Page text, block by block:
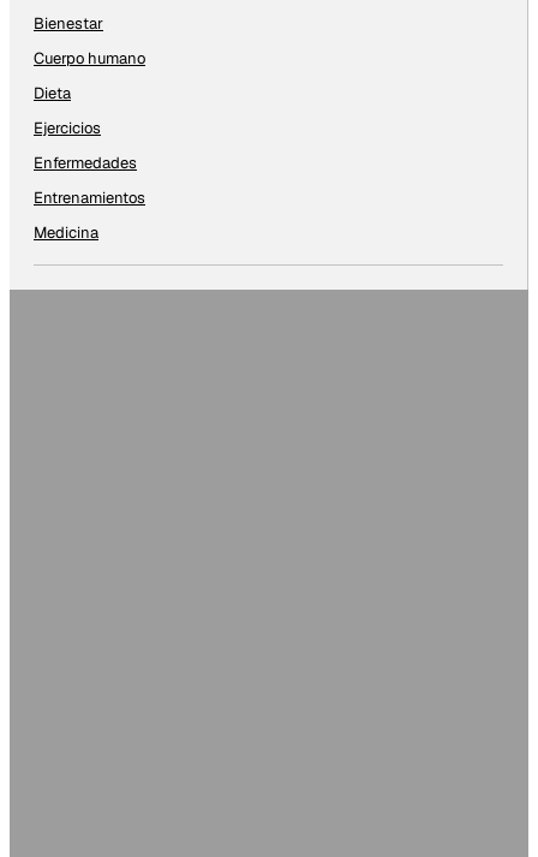
Bienestar
Cuerpo humano
Dieta
Ejercicios
Enfermedades
Entrenamientos
Medicina